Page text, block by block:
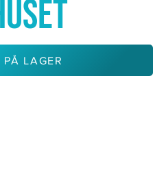
PÅ LAGER